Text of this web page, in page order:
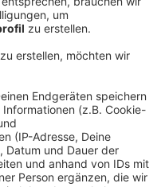
16:27
nachhaltige